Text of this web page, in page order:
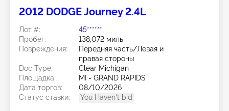
2012 DODGE Journey 2.4L
Лот #:
45******
Пробег:
138,072 миль
Повреждения:
Передняя часть/Левая и
правая стороны
Doc Type:
Clear Michigan
Площадка:
MI - GRAND RAPIDS
Дата торгов:
08/10/2026
Статус ставки:
You Haven't bid